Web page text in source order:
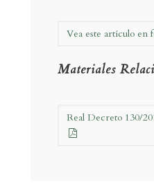
Vea este artículo en
Materiales
Real Decreto 130/